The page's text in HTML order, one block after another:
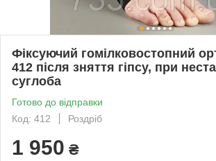
Фіксуючий гомілковостопний
412 після зняття гіпсу, при
суглоба
Готово до відправки
Код: 412
Роздріб
1 950 ₴